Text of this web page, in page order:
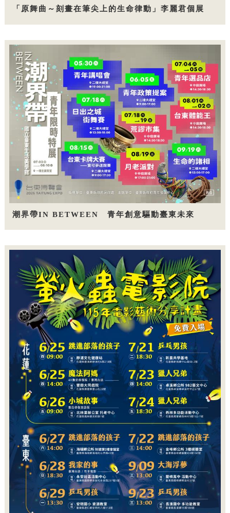
「原舞曲～刻畫在筆尖上的生命律動」李麗君個展
潮界帶IN BETWEEN 青年創意驅動臺東未來